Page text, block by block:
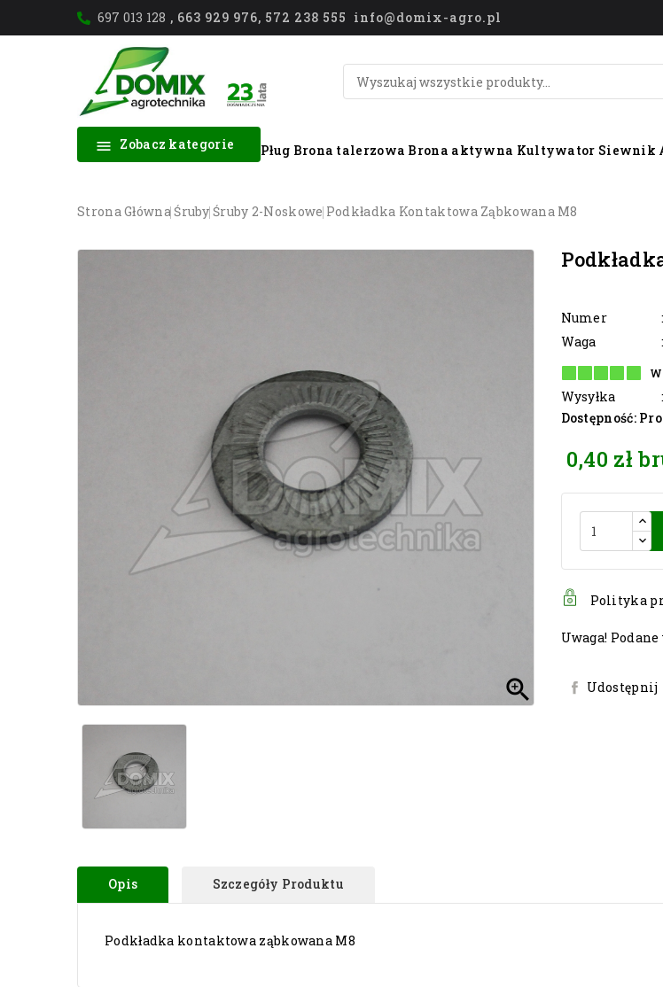
697 013 128 , 663 929 976, 572 238 555 info@domix-agro.pl
 Zobacz kategorie Pług Brona talerzowa Brona aktywna Kultywator Siewnik
Strona GłównaŚrubyŚruby 2-Noskowe Podkładka Kontaktowa Ząbkowana M8

Numer
Waga
Wysyłka
Dostępność:
0,40 zł
Polityka
Uwaga!
Udostępnij
Opis Szczegóły Produktu
Podkładka kontaktowa ząbkowana M8